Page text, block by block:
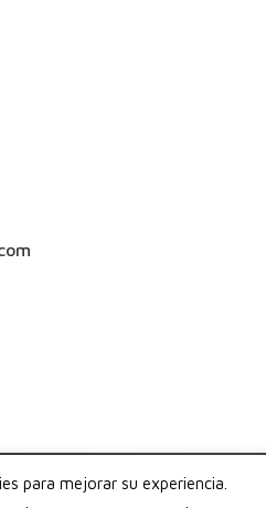
- Todos los derechos
para mejorar su experiencia.